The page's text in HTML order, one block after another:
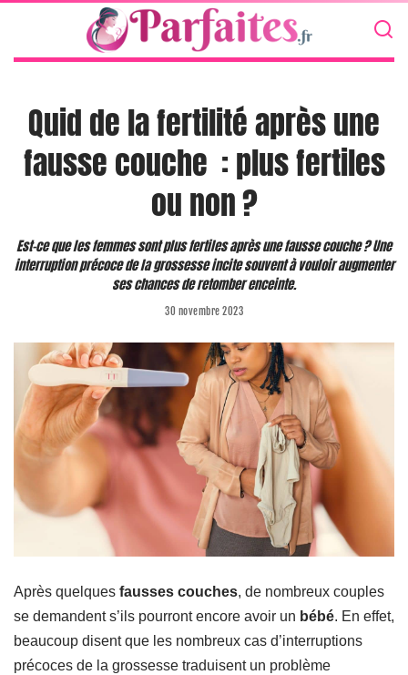
Quid de la fertilité après une
fausse couche : plus fertiles
ou non ?
Est-ce que les femmes sont plus fertiles après une fausse couche ? Une
interruption précoce de la grossesse incite souvent à vouloir augmenter
ses chances de retomber enceinte.
30 novembre 2023
Après quelques fausses couches, de nombreux couples
se demandent s’ils pourront encore avoir un bébé. En effet,
beaucoup disent que les nombreux cas d’interruptions
précoces de la grossesse traduisent un problème